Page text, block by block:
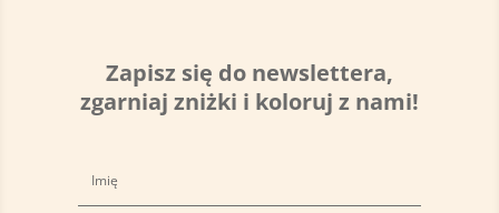
Zapisz się do newslettera,
zgarniaj zniżki i koloruj z nami!